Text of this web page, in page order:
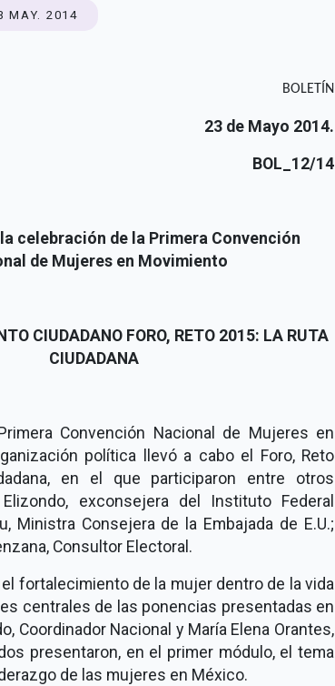
MAY. 2014
BOLETÍN
23 de Mayo 2014.
BOL_12/14
celebración de la Primera Convención
de Mujeres en Movimiento
CIUDADANO FORO, RETO 2015: LA RUTA
CIUDADANA
Convención Nacional de Mujeres en
política llevó a cabo el Foro, Reto
en el que participaron entre otros
exconsejera del Instituto Federal
Ministra Consejera de la Embajada de E.U.;
Consultor Electoral.
fortalecimiento de la mujer dentro de la vida
centrales de las ponencias presentadas en
Coordinador Nacional y María Elena Orantes,
presentaron, en el primer módulo, el tema
de las mujeres en México.